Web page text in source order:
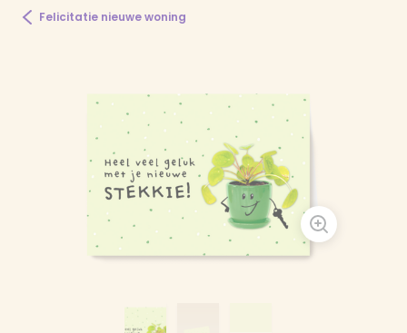
Felicitatie nieuwe woning